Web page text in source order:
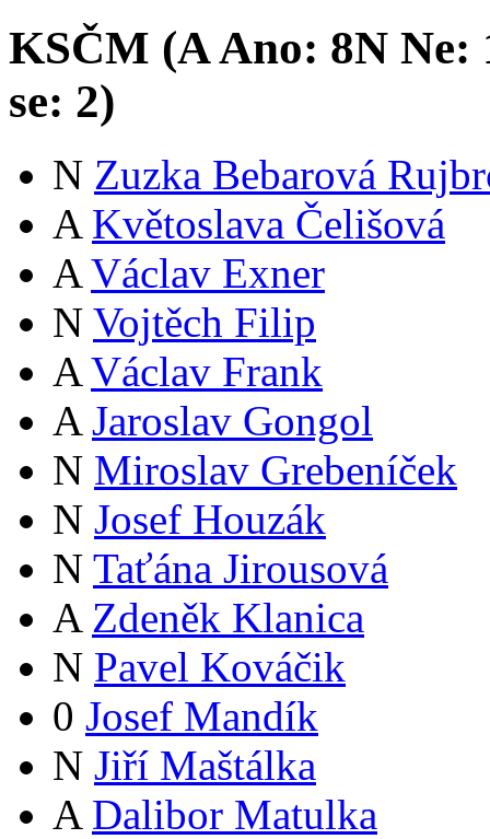
KSČM (AAno: 8N Ne:
se: 2)
N Zuzka Bebarová
A Květoslava Čelišová
A Václav Exner
N Vojtěch Filip
A Václav Frank
A Jaroslav Gongol
N Miroslav Grebeníček
N Josef Houzák
N Taťána Jirousová
A Zdeněk Klanica
N Pavel Kováčik
0 Josef Mandík
N Jiří Maštálka
A Dalibor Matulka